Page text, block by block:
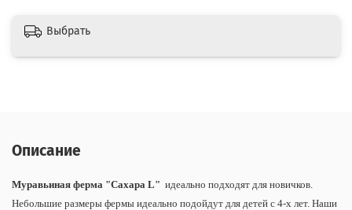
Выбрать
Описание
Муравьиная ферма "Сахара L" идеально подходят для новичков.
Небольшие размеры фермы идеально подойдут для детей с 4-х лет. Наши